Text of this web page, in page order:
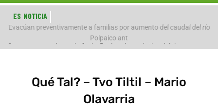
ES NOTICIA
Evacúan preventivamente a familias por aumento del caudal del río
Polpaico ant
Qué Tal? – Tvo Tiltil – Mario
Olavarria